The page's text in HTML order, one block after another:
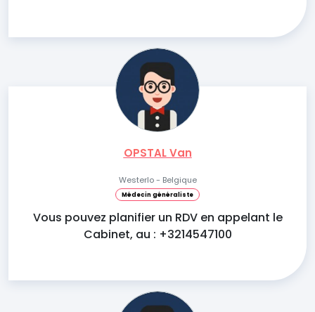
OPSTAL Van
Westerlo - Belgique
Médecin généraliste
Vous pouvez planifier un RDV en appelant le
Cabinet, au : +3214547100